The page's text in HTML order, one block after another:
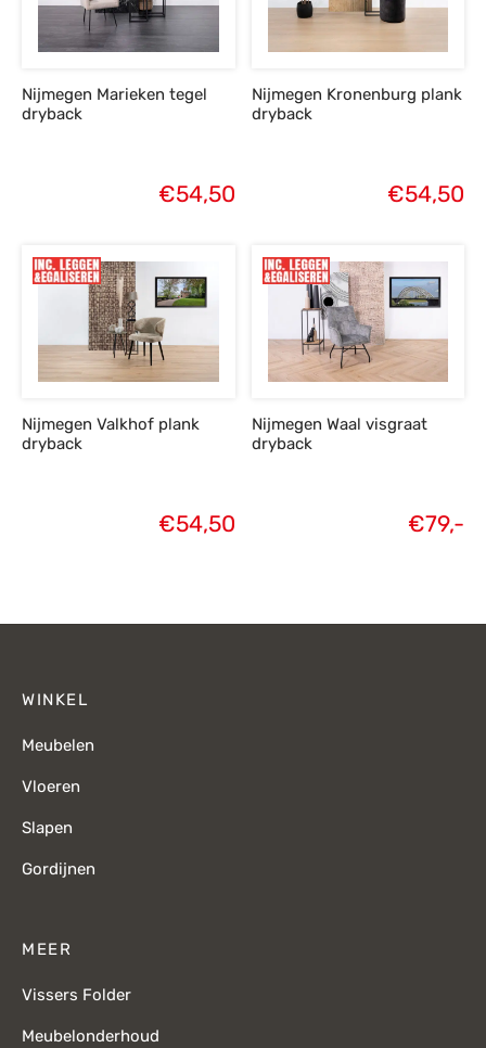
Nijmegen Marieken tegel
dryback
€54,50
Nijmegen Kronenburg plank
dryback
€54,50
Nijmegen Valkhof plank
dryback
€54,50
Nijmegen Waal visgraat
dryback
€79,-
WINKEL
Meubelen
Vloeren
Slapen
Gordijnen
MEER
Vissers Folder
Meubelonderhoud
Toonmodellen
toonmodel
PVC
PVC
en montageservice